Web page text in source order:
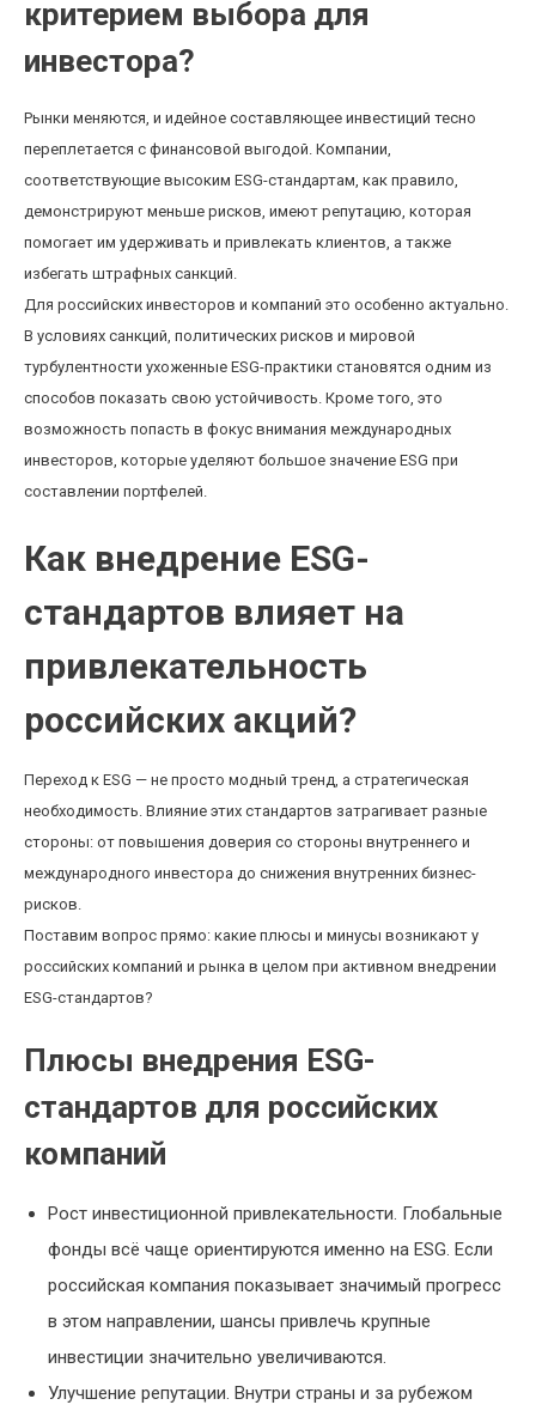
критерием выбора для
инвестора?
Рынки меняются, и идейное составляющее инвестиций тесно
переплетается с финансовой выгодой. Компании,
соответствующие высоким ESG-стандартам, как правило,
демонстрируют меньше рисков, имеют репутацию, которая
помогает им удерживать и привлекать клиентов, а также
избегать штрафных санкций.
Для российских инвесторов и компаний это особенно актуально.
В условиях санкций, политических рисков и мировой
турбулентности ухоженные ESG-практики становятся одним из
способов показать свою устойчивость. Кроме того, это
возможность попасть в фокус внимания международных
инвесторов, которые уделяют большое значение ESG при
составлении портфелей.
Как внедрение ESG-
стандартов влияет на
привлекательность
российских акций?
Переход к ESG — не просто модный тренд, а стратегическая
необходимость. Влияние этих стандартов затрагивает разные
стороны: от повышения доверия со стороны внутреннего и
международного инвестора до снижения внутренних бизнес-
рисков.
Поставим вопрос прямо: какие плюсы и минусы возникают у
российских компаний и рынка в целом при активном внедрении
ESG-стандартов?
Плюсы внедрения ESG-
стандартов для российских
компаний
Рост инвестиционной привлекательности. Глобальные
фонды всё чаще ориентируются именно на ESG. Если
российская компания показывает значимый прогресс
в этом направлении, шансы привлечь крупные
инвестиции значительно увеличиваются.
Улучшение репутации. Внутри страны и за рубежом